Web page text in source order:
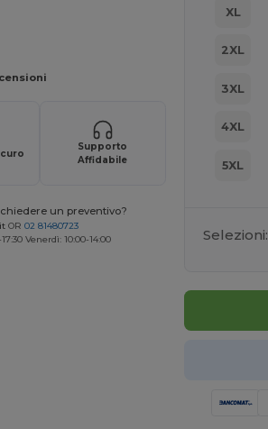
Supporto
Affidabile
un preventivo?
OR 02 81480723
Venerdì: 10:00-14:00
XL
2XL
3XL
4XL
5XL
Selezioni: